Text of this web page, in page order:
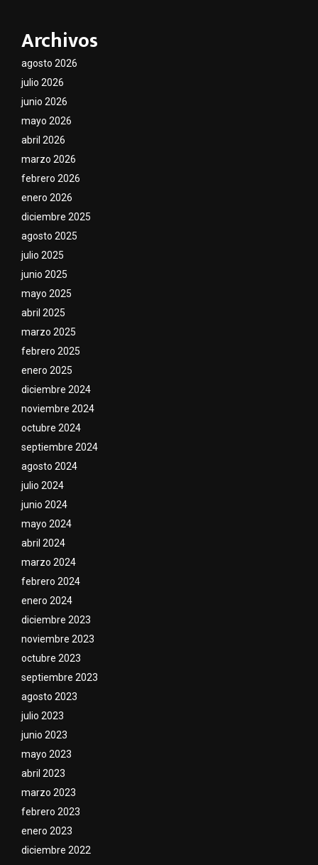
Archivos
agosto 2026
julio 2026
junio 2026
mayo 2026
abril 2026
marzo 2026
febrero 2026
enero 2026
diciembre 2025
agosto 2025
julio 2025
junio 2025
mayo 2025
abril 2025
marzo 2025
febrero 2025
enero 2025
diciembre 2024
noviembre 2024
octubre 2024
septiembre 2024
agosto 2024
julio 2024
junio 2024
mayo 2024
abril 2024
marzo 2024
febrero 2024
enero 2024
diciembre 2023
noviembre 2023
octubre 2023
septiembre 2023
agosto 2023
julio 2023
junio 2023
mayo 2023
abril 2023
marzo 2023
febrero 2023
enero 2023
diciembre 2022